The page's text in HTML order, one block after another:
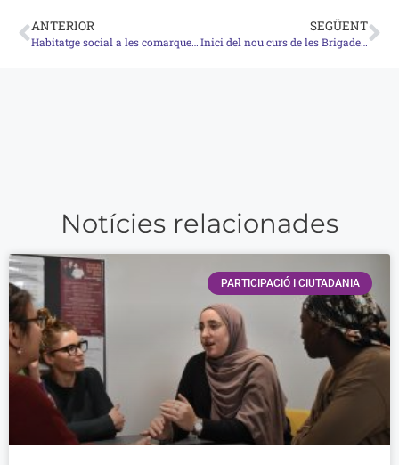
ANTERIOR
Habitatge social a les comarques gironines. Reptes i oportunitats
SEGÜENT
Inici del nou curs de les Brigades Joves: Una oportunitat laboral i educativa per a joves
Notícies relacionades
PARTICIPACIÓ I CIUTADANIA